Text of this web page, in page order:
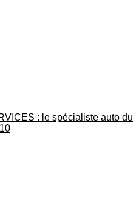
: le spécialiste auto du